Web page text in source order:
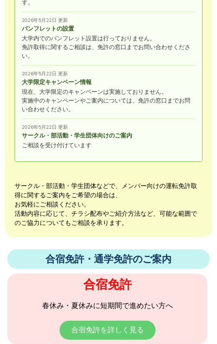
す。
2026年5月22日 更新
パンフレットの設置
大学内でのパンフレット設置は行っておりません。
免許取得に関するご相談は、免許の窓口までお問い合わせくださ
い。
2026年5月22日 更新
大学限定キャンペーン情報
現在、大学限定のキャンペーンは実施しておりません。
実施中のキャンペーンやご案内については、免許の窓口までお問
い合わせください。
2026年5月22日 更新
サークル・部活動・学生団体向けのご案内
ご相談を受け付けています
サークル・部活動・学生団体などで、メンバー向けの運転免許取
得に関するご案内をご希望の場合は、
お気軽にご相談ください。
活動内容に応じて、チラシ配布やご紹介方法など、可能な範囲で
のご協力についてもご相談を承ります。
合宿免許・通学免許のご案内
合宿免許
春休み・夏休みに短期間で進めたい方へ
合宿免許を詳しく見る